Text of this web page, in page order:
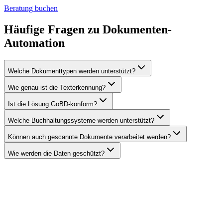
Beratung buchen
Häufige Fragen zu Dokumenten-
Automation
Welche Dokumenttypen werden unterstützt?
Wie genau ist die Texterkennung?
Ist die Lösung GoBD-konform?
Welche Buchhaltungssysteme werden unterstützt?
Können auch gescannte Dokumente verarbeitet werden?
Wie werden die Daten geschützt?